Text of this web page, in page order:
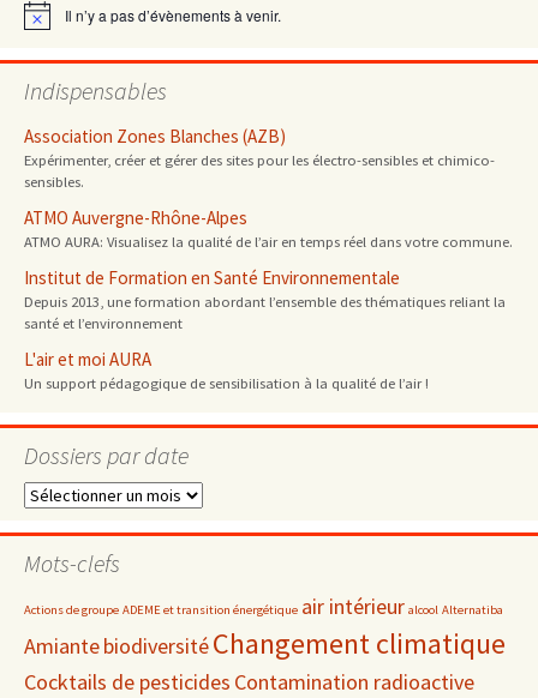
Notice Il n’y a pas d’évènements à venir.
Indispensables
Association Zones Blanches (AZB)
Expérimenter, créer et gérer des sites pour les électro-sensibles et chimico-
sensibles.
ATMO Auvergne-Rhône-Alpes
ATMO AURA: Visualisez la qualité de l’air en temps réel dans votre commune.
Institut de Formation en Santé Environnementale
Depuis 2013, une formation abordant l’ensemble des thématiques reliant la
santé et l’environnement
L'air et moi AURA
Un support pédagogique de sensibilisation à la qualité de l’air !
Dossiers par date
Dossiers
date
Mots-clefs
Actions de groupe ADEME et transition énergétique air intérieur alcool Alternatiba
AmiantebiodiversitéChangement climatique
Cocktails de pesticides Contamination radioactive